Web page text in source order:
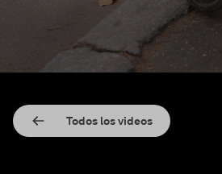
Todos los videos